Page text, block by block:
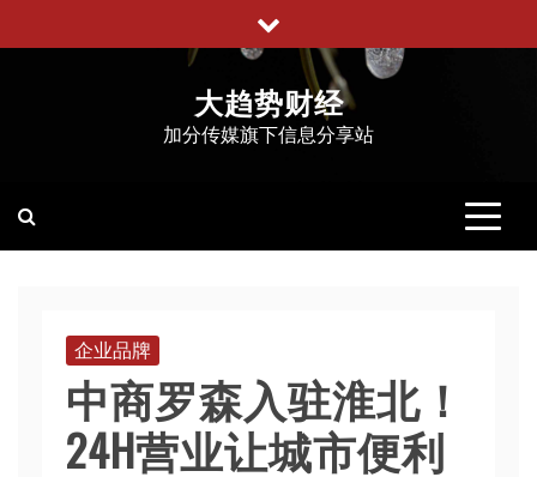
至
大趋势财经
加分传媒旗下信息分享站
企业品牌
中商罗森入驻淮北！
24H营业让城市便利